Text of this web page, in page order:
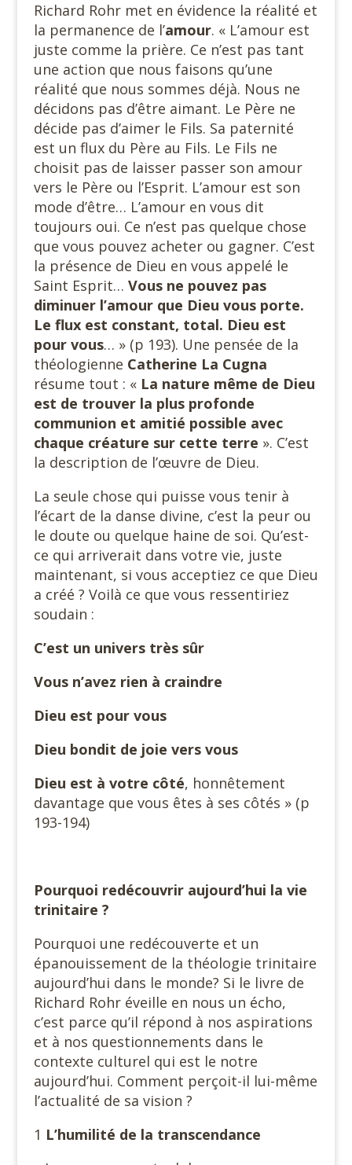
Richard Rohr met en évidence la réalité et
la permanence de l’amour. « L’amour est
juste comme la prière. Ce n’est pas tant
une action que nous faisons qu’une
réalité que nous sommes déjà. Nous ne
décidons pas d’être aimant. Le Père ne
décide pas d’aimer le Fils. Sa paternité
est un flux du Père au Fils. Le Fils ne
choisit pas de laisser passer son amour
vers le Père ou l’Esprit. L’amour est son
mode d’être… L’amour en vous dit
toujours oui. Ce n’est pas quelque chose
que vous pouvez acheter ou gagner. C’est
la présence de Dieu en vous appelé le
Saint Esprit… Vous ne pouvez pas
diminuer l’amour que Dieu vous porte.
Le flux est constant, total. Dieu est
pour vous… » (p 193). Une pensée de la
théologienne Catherine La Cugna
résume tout : « La nature même de Dieu
est de trouver la plus profonde
communion et amitié possible avec
chaque créature sur cette terre ». C’est
la description de l’œuvre de Dieu.
La seule chose qui puisse vous tenir à
l’écart de la danse divine, c’est la peur ou
le doute ou quelque haine de soi. Qu’est-
ce qui arriverait dans votre vie, juste
maintenant, si vous acceptiez ce que Dieu
a créé ? Voilà ce que vous ressentiriez
soudain :
C’est un univers très sûr
Vous n’avez rien à craindre
Dieu est pour vous
Dieu bondit de joie vers vous
Dieu est à votre côté, honnêtement
davantage que vous êtes à ses côtés » (p
193-194)
Pourquoi redécouvrir aujourd’hui la vie
trinitaire ?
Pourquoi une redécouverte et un
épanouissement de la théologie trinitaire
aujourd’hui dans le monde? Si le livre de
Richard Rohr éveille en nous un écho,
c’est parce qu’il répond à nos aspirations
et à nos questionnements dans le
contexte culturel qui est le notre
aujourd’hui. Comment perçoit-il lui-même
l’actualité de sa vision ?
1 L’humilité de la transcendance